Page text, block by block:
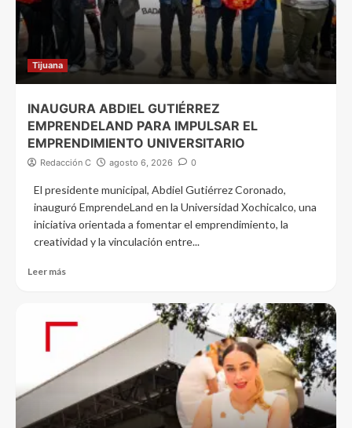
Tijuana
INAUGURA ABDIEL GUTIÉRREZ
EMPRENDELAND PARA IMPULSAR EL
EMPRENDIMIENTO UNIVERSITARIO
Redacción C agosto 6, 2026 0
El presidente municipal, Abdiel Gutiérrez Coronado,
inauguró EmprendeLand en la Universidad Xochicalco, una
iniciativa orientada a fomentar el emprendimiento, la
creatividad y la vinculación entre...
Leer más